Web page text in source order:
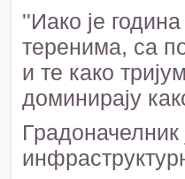
''Иако је
теренима, са
и те како
доминирају